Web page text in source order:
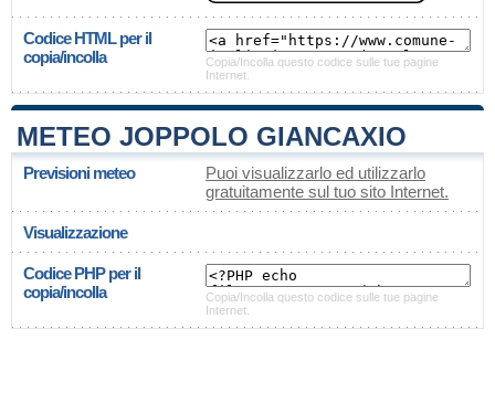
Codice HTML per il
copia/incolla
Copia/Incolla questo codice sulle tue pagine
Internet.
METEO JOPPOLO GIANCAXIO
Previsioni meteo
Puoi visualizzarlo ed utilizzarlo
gratuitamente sul tuo sito Internet.
Visualizzazione
Codice PHP per il
copia/incolla
Copia/Incolla questo codice sulle tue pagine
Internet.